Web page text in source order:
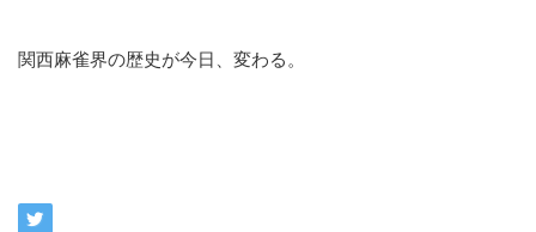
関西麻雀界の歴史が今日、変わる。